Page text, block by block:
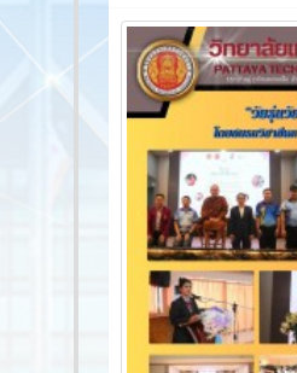
ข่าวสาร 10304 0
News